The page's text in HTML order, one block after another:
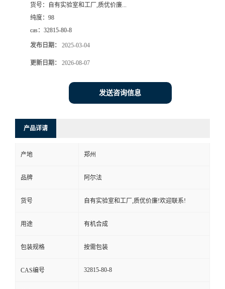
言
货号：
自有实验室和工厂,质优价廉...
纯度： 98
cas： 32815-80-8
发布日期： 2025-03-04
更新日期： 2026-08-07
发送咨询信息
产品详请
产地 郑州
品牌 阿尔法
货号 自有实验室和工厂,质优价廉!欢迎联系!
用途 有机合成
包装规格 按需包装
CAS编号 32815-80-8